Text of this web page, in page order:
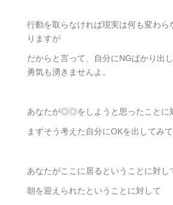
行動を取らなければ現実は何も変わら
りますが
だからと言って、自分にNGばかり出
勇気も湧きませんよ。
あなたが◎◎をしようと思ったことに
まずそう考えた自分にOKを出してみて
あなたがここに居るということに対し
朝を迎えられたということに対して